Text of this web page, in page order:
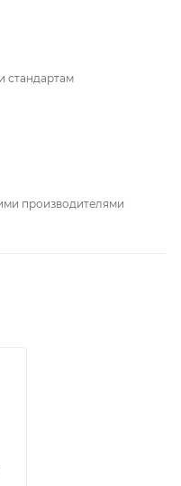
стандартам
производителями